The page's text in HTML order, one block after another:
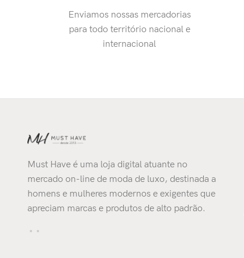
Enviamos nossas mercadorias
para todo território nacional e
internacional
Must Have é uma loja digital atuante no
mercado on-line de moda de luxo, destinada a
homens e mulheres modernos e exigentes que
apreciam marcas e produtos de alto padrão.